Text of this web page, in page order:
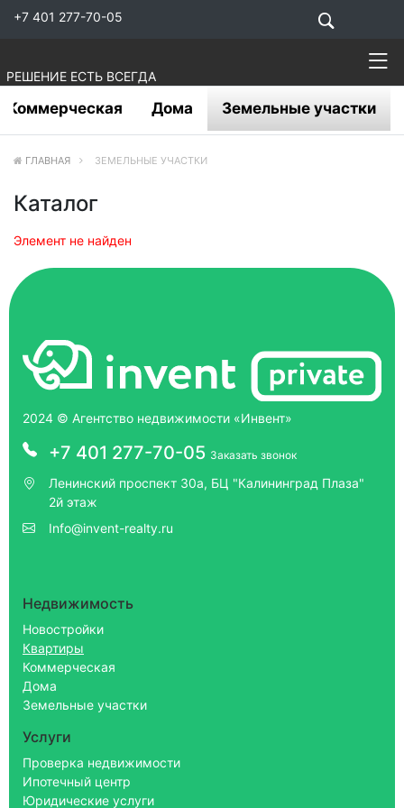
+7 401 277-70-05
РЕШЕНИЕ ЕСТЬ ВСЕГДА
Коммерческая Дома Земельные участки
ГЛАВНАЯ ЗЕМЕЛЬНЫЕ УЧАСТКИ
Каталог
Элемент не найден
2024 © Агентство недвижимости «Инвент»
+7 401 277-70-05 Заказать звонок
Ленинский проспект 30а, БЦ "Калининград Плаза"
2й этаж
Info@invent-realty.ru
Недвижимость
Новостройки
Квартиры
Коммерческая
Дома
Земельные участки
Услуги
Проверка недвижимости
Ипотечный центр
Юридические услуги